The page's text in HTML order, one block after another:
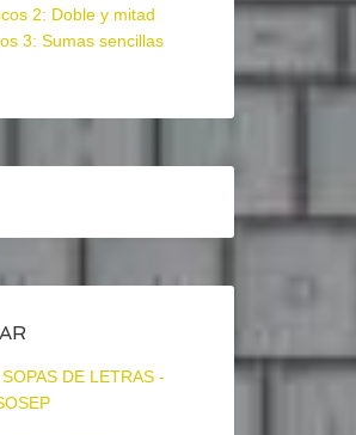
2: Doble y mitad
3: Sumas sencillas
DE LETRAS -